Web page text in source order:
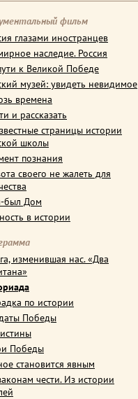
фильм
глазами иностранцев
наследие. Россия
к Великой Победе
музей: увидеть невидимое
времена
и рассказать
страницы истории
школы
познания
своего не жалеть для
был Дом
в истории
изменившая нас. «Два
по истории
Победы
Победы
становится явным
чести. Из истории